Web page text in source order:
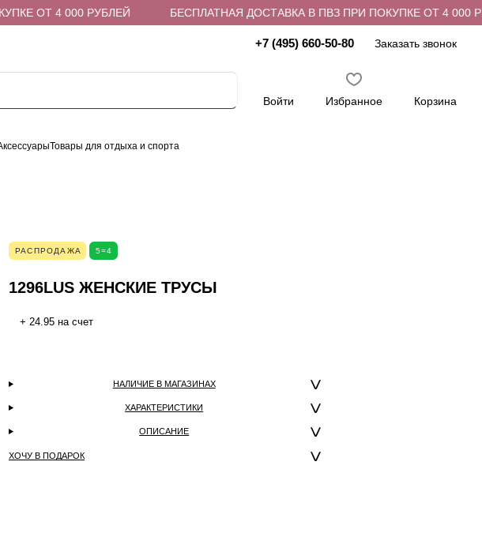
ОТ 4 000 РУБЛЕЙ БЕСПЛАТНАЯ ДОСТАВКА В ПВЗ ПРИ ПОКУПКЕ ОТ 4 000
+7 (495) 660-50-80 Заказать звонок
Войти Избранное Корзина
Товары для отдыха и спорта
РАСПРОДАЖА 5=4
1296LUS ЖЕНСКИЕ ТРУСЫ
+ 24.95 на счет
НАЛИЧИЕ В МАГАЗИНАХ
ХАРАКТЕРИСТИКИ
ОПИСАНИЕ
ХОЧУ В ПОДАРОК